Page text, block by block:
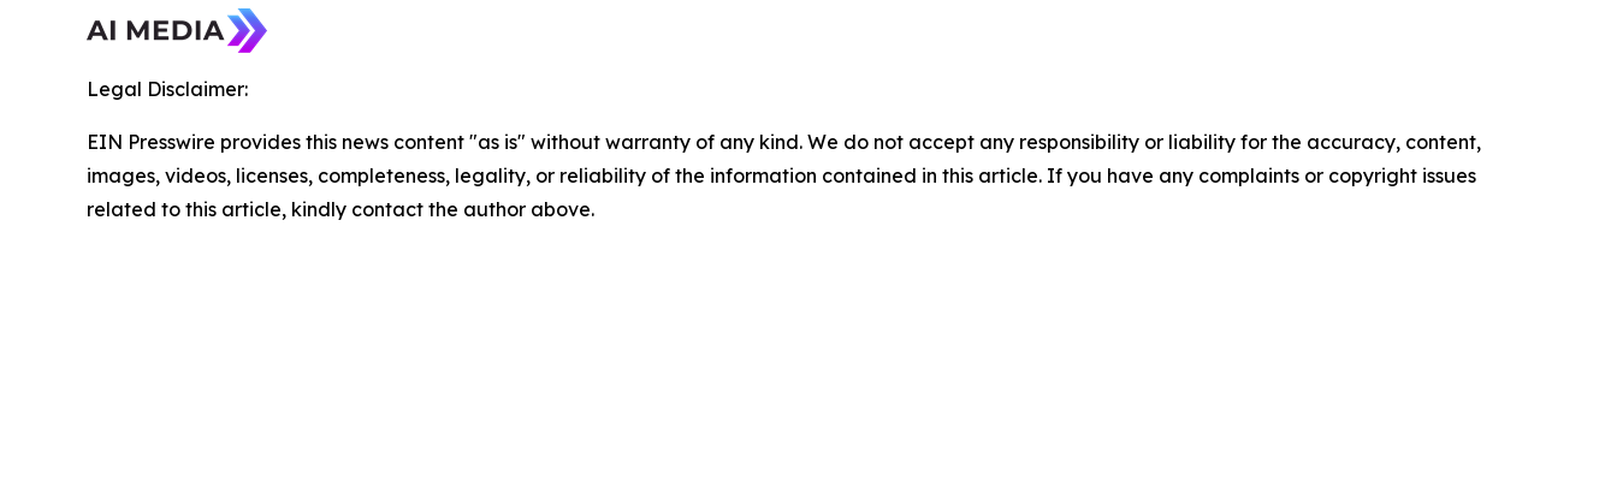
Legal Disclaimer:
EIN Presswire provides this news content "as is" without warranty of any kind. We do not accept any responsibility or liability for the accuracy, content,
images, videos, licenses, completeness, legality, or reliability of the information contained in this article. If you have any complaints or copyright issues
related to this article, kindly contact the author above.